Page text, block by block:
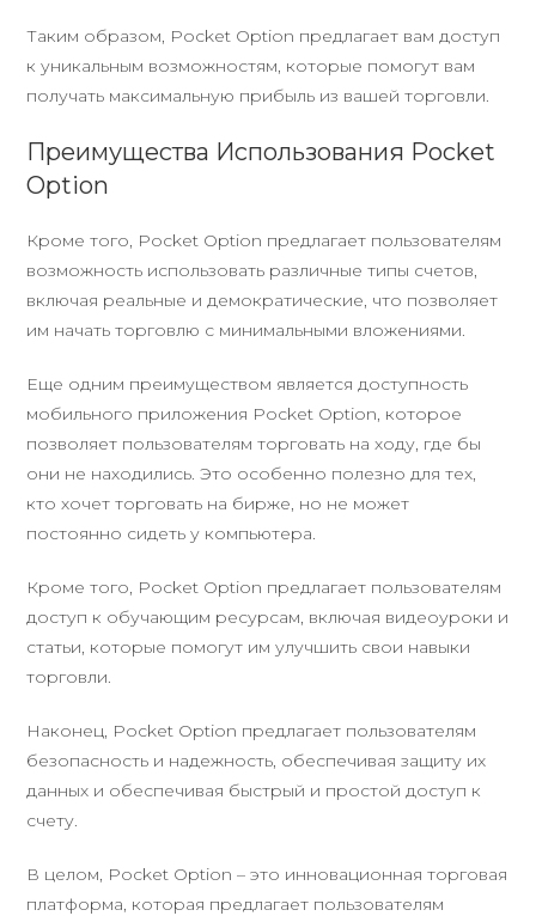
Таким образом, Pocket Option предлагает вам доступ
к уникальным возможностям, которые помогут вам
получать максимальную прибыль из вашей торговли.
Преимущества Использования Pocket
Option
Кроме того, Pocket Option предлагает пользователям
возможность использовать различные типы счетов,
включая реальные и демократические, что позволяет
им начать торговлю с минимальными вложениями.
Еще одним преимуществом является доступность
мобильного приложения Pocket Option, которое
позволяет пользователям торговать на ходу, где бы
они не находились. Это особенно полезно для тех,
кто хочет торговать на бирже, но не может
постоянно сидеть у компьютера.
Кроме того, Pocket Option предлагает пользователям
доступ к обучающим ресурсам, включая видеоуроки и
статьи, которые помогут им улучшить свои навыки
торговли.
Наконец, Pocket Option предлагает пользователям
безопасность и надежность, обеспечивая защиту их
данных и обеспечивая быстрый и простой доступ к
счету.
В целом, Pocket Option – это инновационная торговая
платформа, которая предлагает пользователям